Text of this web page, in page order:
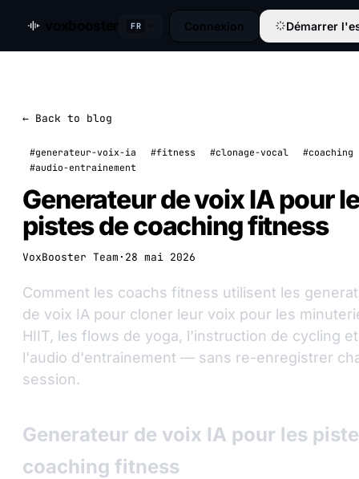
FR Connexion Démarrer
← Back to blog
#generateur-voix-ia #fitness #clonage-vocal
#coaching
#audio-entrainement
Generateur de voix IA pour
pistes de coaching fitness
VoxBooster Team · 28 mai 2026
Comment les coachs fitness utilisent les
de voix IA pour cloner leur voix pour les
HIIT, les flows de yoga, l'instruction de cycling et
l'audio d'entrainement — sans re-enregistrer
session.
Generateur de voix IA pour les
coaching fitness